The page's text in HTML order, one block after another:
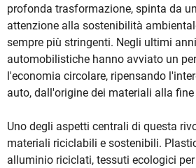
profonda trasformazione, spinta da
attenzione alla sostenibilità
sempre più stringenti. Negli ultimi
automobilistiche hanno avviato un
l'economia circolare, ripensando
auto, dall'origine dei materiali alla
Uno degli aspetti centrali di questa
materiali riciclabili e sostenibili.
alluminio riciclati, tessuti ecologici